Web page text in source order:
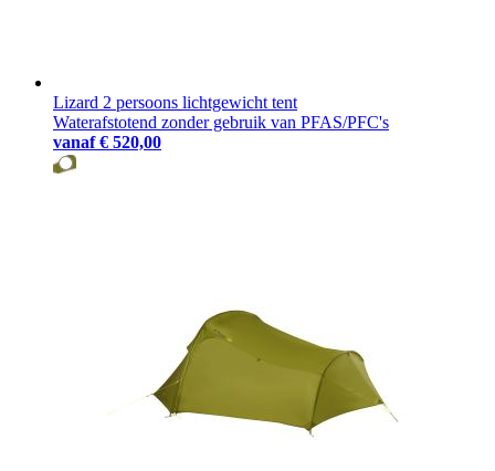
Lizard 2 persoons lichtgewicht tent
Waterafstotend zonder gebruik van PFAS/PFC's
vanaf € 520,00